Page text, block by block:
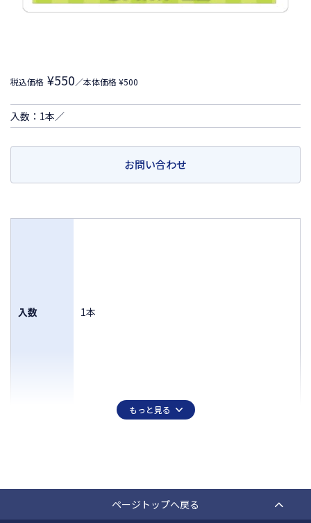
税込価格 ¥550／本体価格 ¥500
入数：1本／
お問い合わせ
入数 1本
もっと見る
ページトップへ戻る